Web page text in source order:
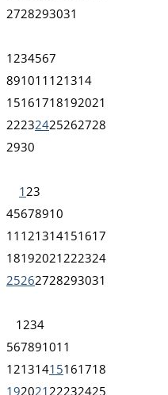
2728293031
1 234567
891011 121314
15161718192021
22232425262728
2930
1 23
45678910
11 121314151617
18192021 222324
25262728293031
1 234
567891011
12131415161718
192021 22232425